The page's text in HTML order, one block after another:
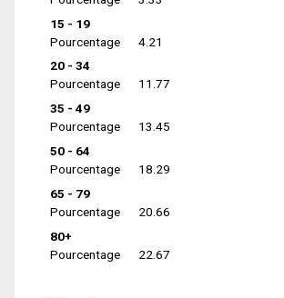
15 - 19
Pourcentage
4.21
20 - 34
Pourcentage
11.77
35 - 49
Pourcentage
13.45
50 - 64
Pourcentage
18.29
65 - 79
Pourcentage
20.66
80+
Pourcentage
22.67